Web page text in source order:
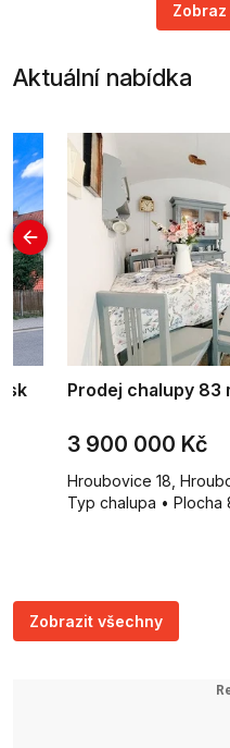
Aktuální nabídka
Prodej chalupy 83
3 900 000 Kč
Hroubovice 18,
Typ chalupa • Plocha
Zobrazit všechny